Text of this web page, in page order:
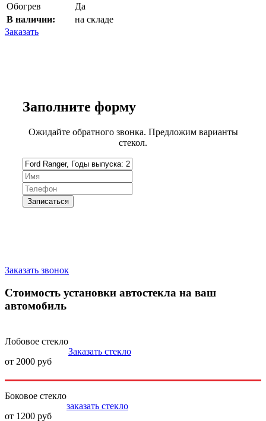
Обогрев
Да
В наличии:
на складе
Заказать
Заполните форму
Ожидайте обратного звонка. Предложим варианты
стекол.
Заказать звонок
Стоимость установки автостекла на ваш
автомобиль
Лобовое стекло
от 2000 руб
Заказать стекло
Боковое стекло
от 1200 руб
заказать стекло